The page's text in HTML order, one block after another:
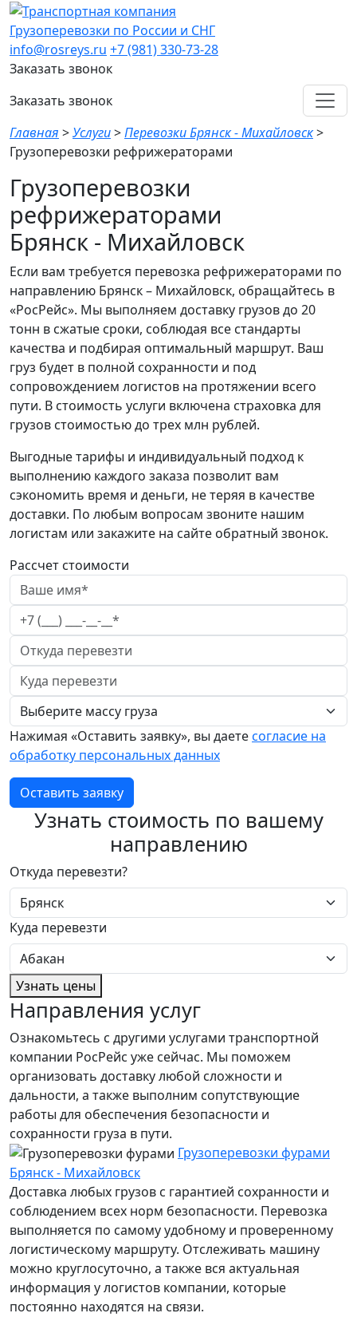
Грузоперевозки по России и СНГ
info@rosreys.ru +7 (981) 330-73-28
Заказать звонок
Заказать звонок
Главная >Услуги>Перевозки Брянск - Михайловск>
Грузоперевозки рефрижераторами
Грузоперевозки
рефрижераторами
Брянск - Михайловск
Если вам требуется перевозка рефрижераторами по
направлению Брянск – Михайловск, обращайтесь в
«РосРейс». Мы выполняем доставку грузов до 20
тонн в сжатые сроки, соблюдая все стандарты
качества и подбирая оптимальный маршрут. Ваш
груз будет в полной сохранности и под
сопровождением логистов на протяжении всего
пути. В стоимость услуги включена страховка для
грузов стоимостью до трех млн рублей.
Выгодные тарифы и индивидуальный подход к
выполнению каждого заказа позволит вам
сэкономить время и деньги, не теряя в качестве
доставки. По любым вопросам звоните нашим
логистам или закажите на сайте обратный звонок.
Рассчет стоимости
Нажимая «Оставить заявку», вы даетесогласие на
обработку персональных данных
Оставить заявку
Узнать стоимость по вашему
направлению
Откуда перевезти?
Куда перевезти
Узнать цены
Направления услуг
Ознакомьтесь с другими услугами транспортной
компании РосРейс уже сейчас. Мы поможем
организовать доставку любой сложности и
дальности, а также выполним сопутствующие
работы для обеспечения безопасности и
сохранности груза в пути.
Грузоперевозки фурами
Брянск - Михайловск
Доставка любых грузов с гарантией сохранности и
соблюдением всех норм безопасности. Перевозка
выполняется по самому удобному и проверенному
логистическому маршруту. Отслеживать машину
можно круглосуточно, а также вся актуальная
информация у логистов компании, которые
постоянно находятся на связи.